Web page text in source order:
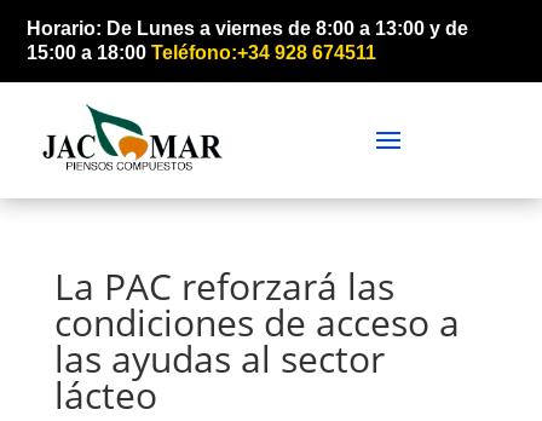
Horario: De Lunes a viernes de 8:00 a 13:00 y de
15:00 a 18:00Teléfono:+34 928 674511
La PAC reforzará las
condiciones de acceso a
las ayudas al sector
lácteo